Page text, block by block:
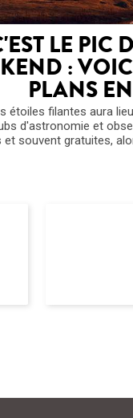
LE PIC
:
PLANS
étoiles filantes aura
d'astronomie et
et souvent gratuites,